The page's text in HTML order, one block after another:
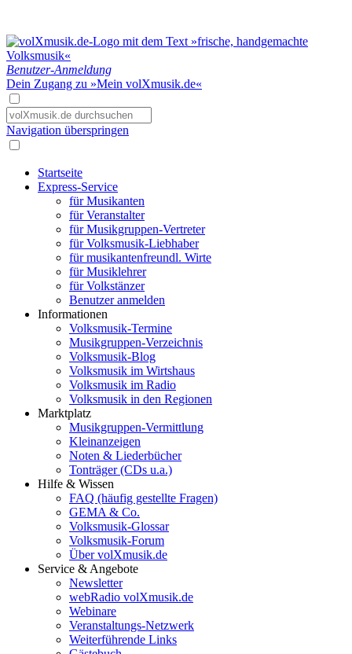
Benutzer-Anmeldung
Dein Zugang zu »Mein volXmusik.de«
Navigation überspringen
Startseite
Express-Service
für Musikanten
für Veranstalter
für Musikgruppen-Vertreter
für Volksmusik-Liebhaber
für musikantenfreundl. Wirte
für Musiklehrer
für Volkstänzer
Benutzer anmelden
Informationen
Volksmusik-Termine
Musikgruppen-Verzeichnis
Volksmusik-Blog
Volksmusik im Wirtshaus
Volksmusik im Radio
Volksmusik in den Regionen
Marktplatz
Musikgruppen-Vermittlung
Kleinanzeigen
Noten & Liederbücher
Tonträger (CDs u.a.)
Hilfe & Wissen
FAQ (häufig gestellte Fragen)
GEMA & Co.
Volksmusik-Glossar
Volksmusik-Forum
Über volXmusik.de
Service & Angebote
Newsletter
webRadio volXmusik.de
Webinare
Veranstaltungs-Netzwerk
Weiterführende Links